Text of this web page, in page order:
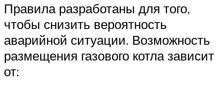
Правила разработаны для того,
чтобы снизить вероятность
аварийной ситуации. Возможность
размещения газового котла зависит
от: